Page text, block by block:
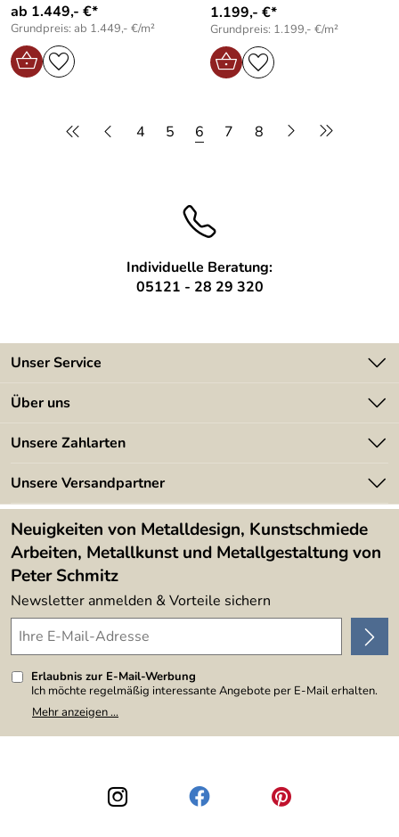
ab 1.449,- €*
Grundpreis: ab 1.449,- €/m²
1.199,- €*
Grundpreis: 1.199,- €/m²
4 5 6 7 8
Individuelle Beratung:
05121 - 28 29 320
Unser Service
Kontakt
Kundeninformationen
Newsletter
Lieferbedingungen
Über uns
Angebote
Kundenbewertungen (394)
4,9/5
Unsere Zahlarten
Unsere Versandpartner
Neuigkeiten von Metalldesign, Kunstschmiede
Arbeiten, Metallkunst und Metallgestaltung von
Peter Schmitz
Newsletter anmelden & Vorteile sichern
Erlaubnis zur E-Mail-Werbung
Ich möchte regelmäßig interessante Angebote per E-Mail erhalten.
Meine E-Mail-Adresse wird nicht an andere Unternehmen
weitergegeben. Zu statistischen Zwecken wird in anonymer Form
den Link "Abmelden" am Ende des Newsletters anklicke. Die
Datenschutzerklärung
habe ich zur Kenntnis genommen.
Mehr anzeigen ...